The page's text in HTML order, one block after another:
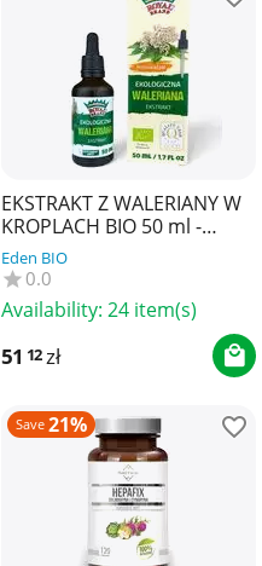
EKSTRAKT Z WALERIANY W
KROPLACH BIO 50 ml -
ROYAL BRAND
Eden BIO
0.0
Availability: 24 item(s)
51 12zł
Save 21%